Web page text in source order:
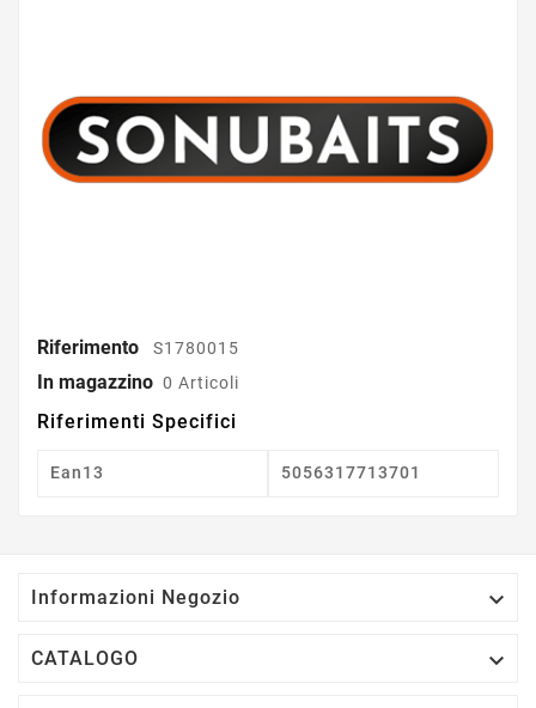
Riferimento S1780015
In magazzino 0 Articoli
Riferimenti Specifici
Ean13 5056317713701
Informazioni Negozio 
CATALOGO 